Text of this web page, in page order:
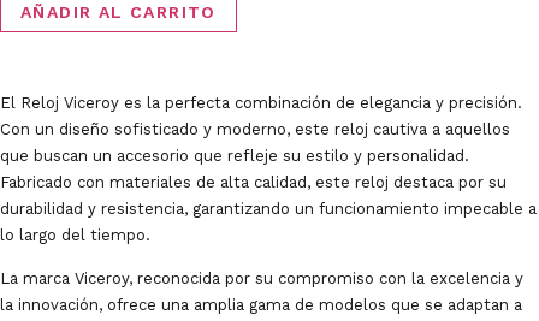
AÑADIR AL CARRITO
El Reloj Viceroy es la perfecta combinación de elegancia y precisión.
Con un diseño sofisticado y moderno, este reloj cautiva a aquellos
que buscan un accesorio que refleje su estilo y personalidad.
Fabricado con materiales de alta calidad, este reloj destaca por su
durabilidad y resistencia, garantizando un funcionamiento impecable a
lo largo del tiempo.
La marca Viceroy, reconocida por su compromiso con la excelencia y
la innovación, ofrece una amplia gama de modelos que se adaptan a